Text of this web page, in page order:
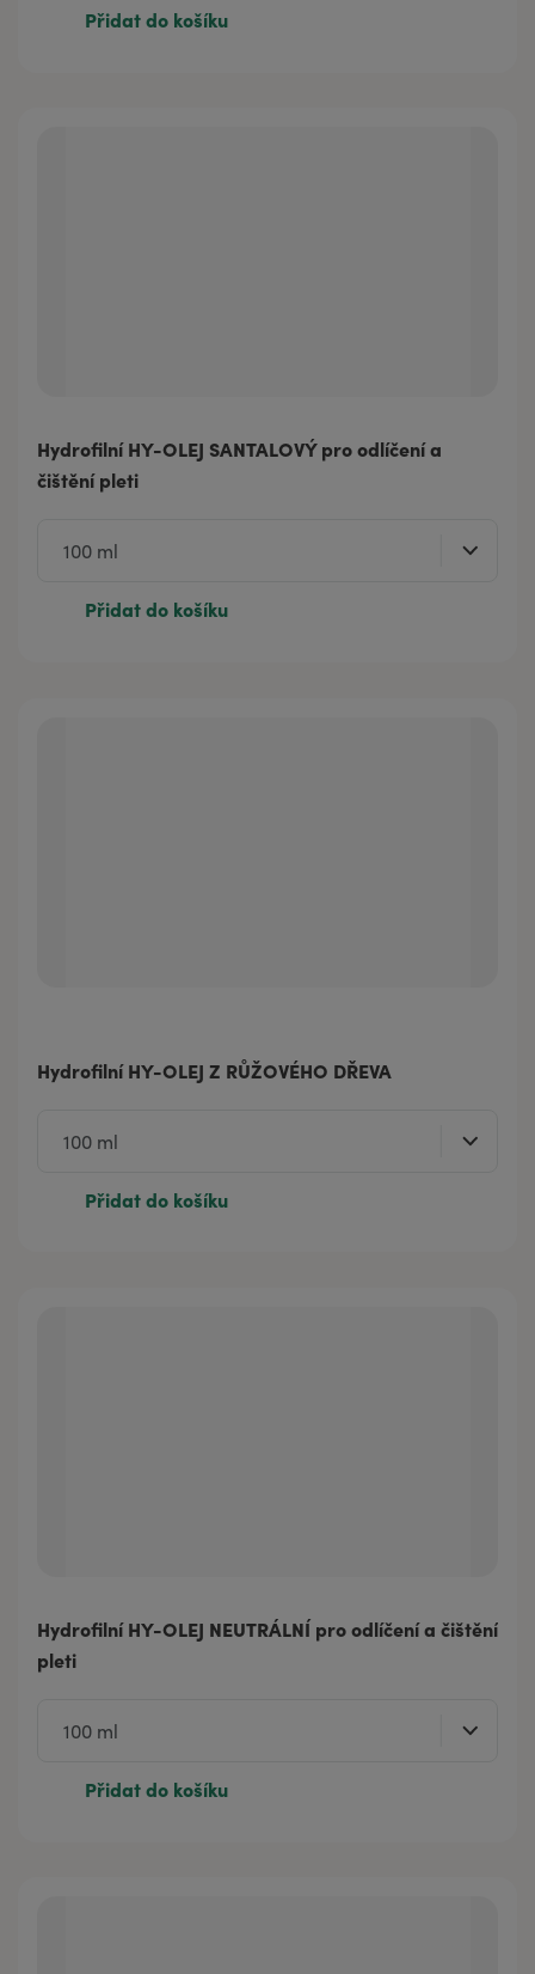
Přidat do košíku
Hydrofilní HY-OLEJ SANTALOVÝ pro odlíčení a
čištění pleti
Přidat do košíku
Hydrofilní HY-OLEJ Z RŮŽOVÉHO DŘEVA
Přidat do košíku
Hydrofilní HY-OLEJ NEUTRÁLNÍ pro odlíčení a čištění
pleti
Přidat do košíku